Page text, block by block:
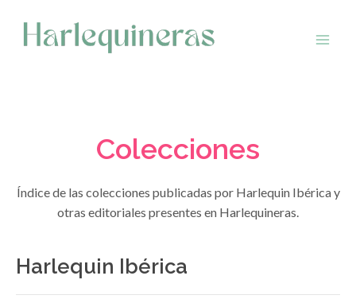
contenido
Colecciones
Índice de las colecciones publicadas por Harlequin Ibérica y
otras editoriales presentes en Harlequineras.
Harlequin Ibérica